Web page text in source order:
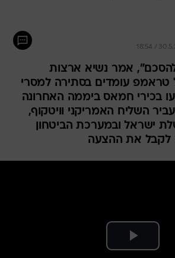
להסכם", אמר נשיא ארצות
טראמפ עומדים בסתירה למסרי
בכירי חמאס ביממה האחרונה
השליח האמריקני וויטקוף,
ישראל ובמערכת הביטחון
לקבל את ההצעה